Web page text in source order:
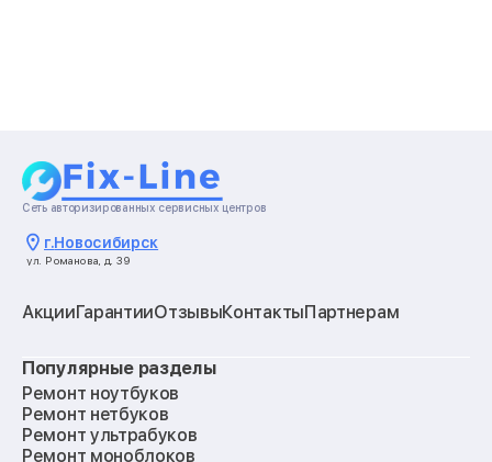
Сеть авторизированных сервисных центров
г.Новосибирск
ул. Романова, д. 39
АкцииГарантииОтзывыКонтактыПартнерам
Популярные разделы
Ремонт ноутбуков
Ремонт нетбуков
Ремонт ультрабуков
Ремонт моноблоков